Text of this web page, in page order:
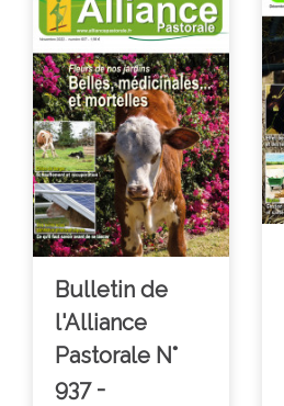
Bulletin de
l'Alliance
Pastorale N°
937 -